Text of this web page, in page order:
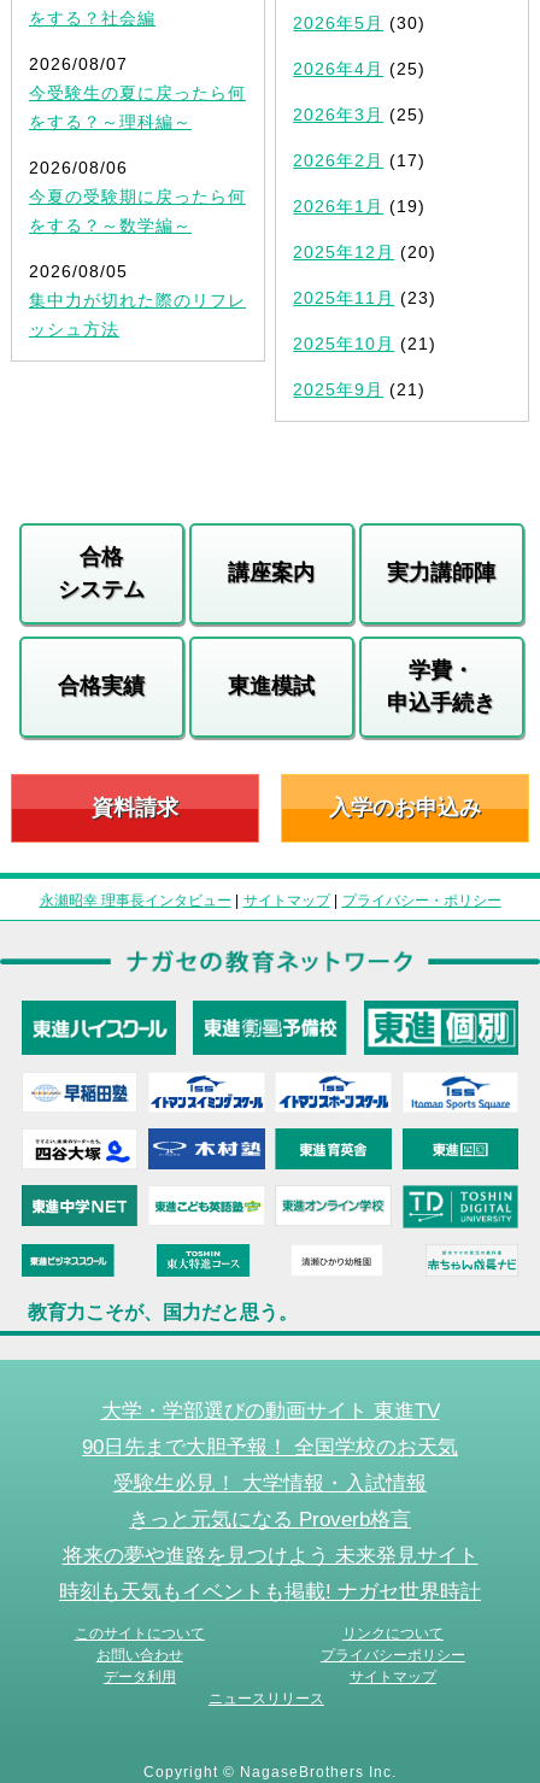
をする？社会編
2026/08/07
今受験生の夏に戻ったら何
をする？～理科編～
2026/08/06
今夏の受験期に戻ったら何
をする？～数学編～
2026/08/05
集中力が切れた際のリフレ
ッシュ方法
2026年5月 (30)
2026年4月 (25)
2026年3月 (25)
2026年2月 (17)
2026年1月 (19)
2025年12月 (20)
2025年11月 (23)
2025年10月 (21)
2025年9月 (21)
合格
システム
講座案内 実力講師陣
合格実績 東進模試
学費・
申込手続き
資料請求 入学のお申込み
永瀬昭幸 理事長インタビュー | サイトマップ| プライバシー・ポリシー
教育力こそが、国力だと思う。
大学・学部選びの動画サイト 東進TV
90日先まで大胆予報！ 全国学校のお天気
受験生必見！ 大学情報・入試情報
きっと元気になる Proverb格言
将来の夢や進路を見つけよう 未来発見サイト
時刻も天気もイベントも掲載! ナガセ世界時計
このサイトについて
リンクについて
お問い合わせ
プライバシーポリシー
データ利用
サイトマップ
ニュースリリース
Copyright © NagaseBrothers Inc.